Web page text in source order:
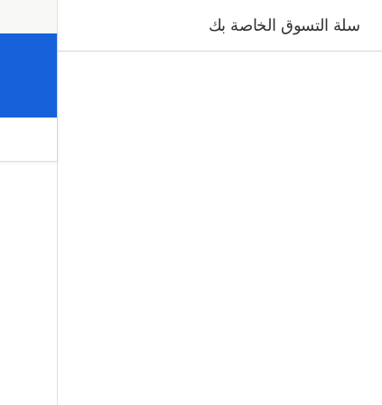
سلة التسوق الخاصة بك